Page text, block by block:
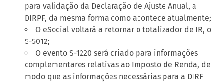
para validação da Declaração de Ajuste Anual, a
DIRPF, da mesma forma como acontece atualmente;
O eSocial voltará a retornar o totalizador de IR, o
S-5012;
O evento S-1220 será criado para informações
complementares relativas ao Imposto de Renda, de
modo que as informações necessárias para a DIRF